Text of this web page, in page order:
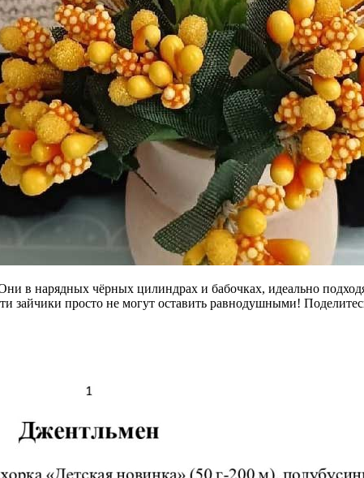
в нарядных чёрных цилиндрах и бабочках, идеально
зайчики просто не могут оставить равнодушными!